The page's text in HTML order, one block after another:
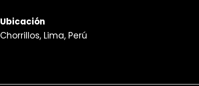
Ubicación
Chorrillos, Lima, Perú